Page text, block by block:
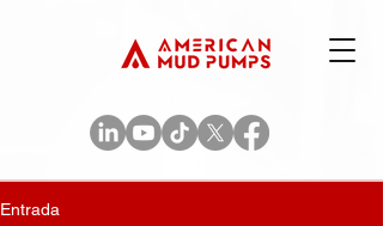
Entrada